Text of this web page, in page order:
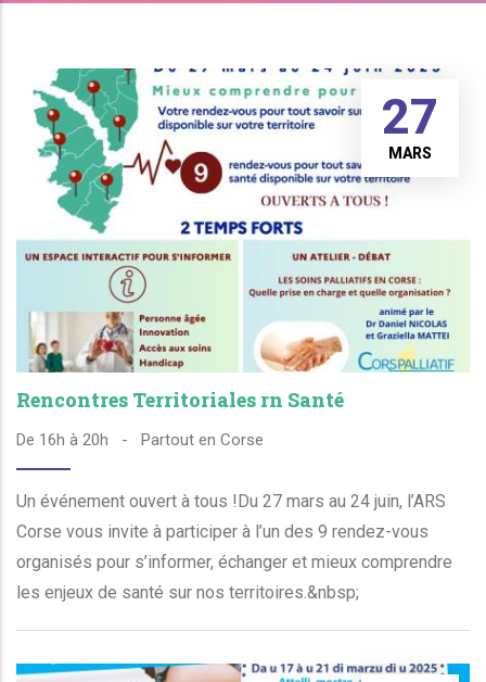
27
MARS
Rencontres Territoriales rn Santé
De 16h à 20h - Partout en Corse
Un événement ouvert à tous !Du 27 mars au 24 juin, l’ARS
Corse vous invite à participer à l’un des 9 rendez-vous
organisés pour s’informer, échanger et mieux comprendre
les enjeux de santé sur nos territoires.&nbsp;